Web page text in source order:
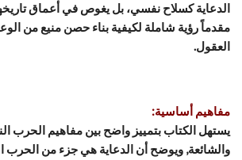
الدعاية كسلاح نفسي، بل يغوص في أعماق تاريخها
مقدماً رؤية شاملة لكيفية بناء حصن منيع من
العقول.
مفاهيم أساسية:
يستهل الكتاب بتمييز واضح بين مفاهيم الحرب
والشائعة, ويوضح أن الدعاية هي جزء من الحرب